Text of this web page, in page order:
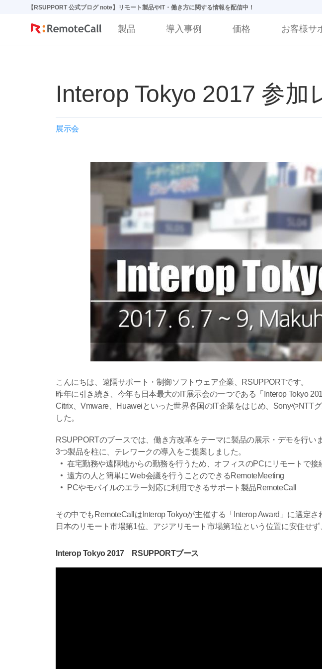
본문 바로가기【RSUPPORT 公式ブログ note】リモート製品やIT・働き方に関する情報を配信中！
製品 導入事例 価格 お客様サ
Interop Tokyo 2017 参加
展示会
こんにちは、遠隔サポート・制御ソフトウェア企業、RSUPPORTです。
昨年に引き続き、今年も日本最大のIT展示会の一つである「Interop Tokyo
Citrix、Vmware、Huaweiといった世界各国のIT企業をはじめ、SonyやNTT
した。
RSUPPORTのブースでは、働き方改革をテーマに製品の展示・デモを行い
3つ製品を柱に、テレワークの導入をご提案しました。
在宅勤務や遠隔地からの勤務を行うため、オフィスのPCにリモートで接
遠方の人と簡単にＷeb会議を行うことのできるRemoteMeeting
PCやモバイルのエラー対応に利用できるサポート製品RemoteCall
その中でもRemoteCallはInterop Tokyoが主催する「Interop Award」に選定
日本のリモート市場第1位、アジアリモート市場第1位という位置に安住せ
Interop Tokyo 2017 RSUPPORTブース